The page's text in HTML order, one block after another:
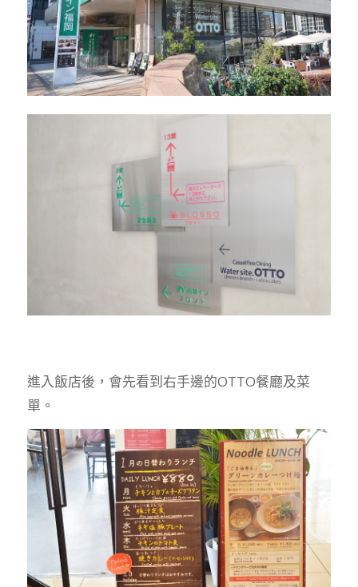
進入飯店後，會先看到右手邊的OTTO餐廳及菜
單。